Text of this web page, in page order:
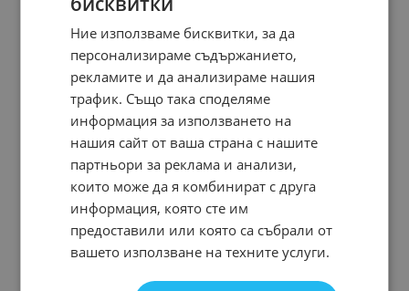
Ние използваме бисквитки, за да
персонализираме съдържанието,
рекламите и да анализираме нашия
трафик. Също така споделяме
информация за използването на
нашия сайт от ваша страна с нашите
партньори за реклама и анализи,
които може да я комбинират с друга
информация, която сте им
предоставили или която са събрали от
вашето използване на техните услуги.